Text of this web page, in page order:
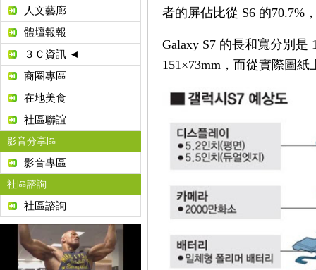
人文藝廊
體壇報報
３Ｃ資訊 ◄
商圈專區
在地美食
社區聯誼
影音分享區
影音專區
社區諮詢
社區諮詢
者的屏佔比從 S6 的70.7%
Galaxy S7 的長和寬分別是
151×73mm，而從實際圖